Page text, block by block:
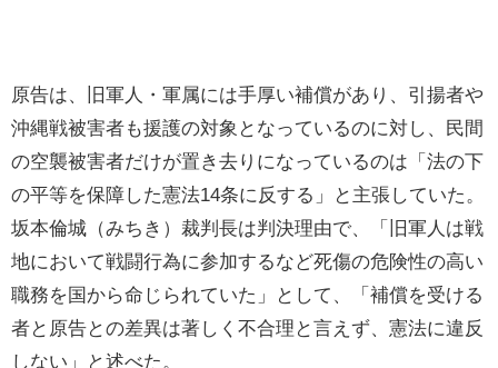
原告は、旧軍人・軍属には手厚い補償があり、引揚者や
沖縄戦被害者も援護の対象となっているのに対し、民間
の空襲被害者だけが置き去りになっているのは「法の下
の平等を保障した憲法14条に反する」と主張していた。
坂本倫城（みちき）裁判長は判決理由で、「旧軍人は戦
地において戦闘行為に参加するなど死傷の危険性の高い
職務を国から命じられていた」として、「補償を受ける
者と原告との差異は著しく不合理と言えず、憲法に違反
しない」と述べた。